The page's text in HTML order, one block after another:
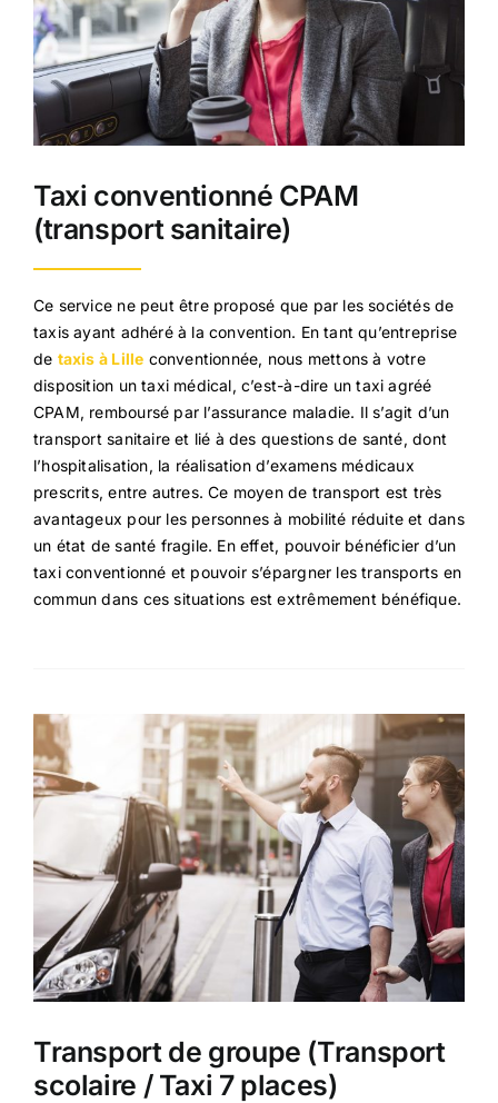
Taxi conventionné CPAM
(transport sanitaire)
Ce service ne peut être proposé que par les sociétés de
taxis ayant adhéré à la convention. En tant qu’entreprise
de taxis à Lille conventionnée, nous mettons à votre
disposition un taxi médical, c’est-à-dire un taxi agréé
CPAM, remboursé par l’assurance maladie. Il s’agit d’un
transport sanitaire et lié à des questions de santé, dont
l’hospitalisation, la réalisation d’examens médicaux
prescrits, entre autres. Ce moyen de transport est très
avantageux pour les personnes à mobilité réduite et dans
un état de santé fragile. En effet, pouvoir bénéficier d’un
taxi conventionné et pouvoir s’épargner les transports en
commun dans ces situations est extrêmement bénéfique.
Transport de groupe (Transport
scolaire / Taxi 7 places)